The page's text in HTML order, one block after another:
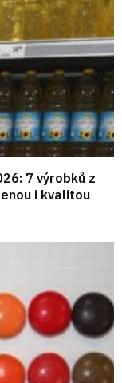
7 výrobků z
i kvalitou